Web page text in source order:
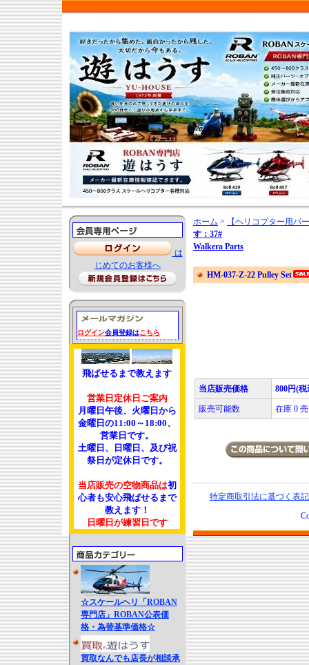
は
じめてのお客様へ
ログイン会員登録はこちら
飛ばせるまで教えます
営業日定休日ご案内
月曜日午後、火曜日から
金曜日の11:00～18:00、
営業日です。
土曜日、日曜日、及び祝
祭日が定休日です。
当店販売の空物商品は初
心者も安心飛ばせるまで
教えます！
日曜日が練習日です
☆スケールヘリ「ROBAN
専門店」ROBAN公表価
格・為替基準価格☆
買取なんでも店長が相談承
ホーム >
【ヘリコプター用パ
す：37#
Walkera Parts
HM-037-Z-22 Pulley Set
当店販売価格 800円(税
販売可能数 在庫 0
特定商取引法に基づく表記